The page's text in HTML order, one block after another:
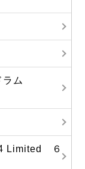
ム
Limited ６